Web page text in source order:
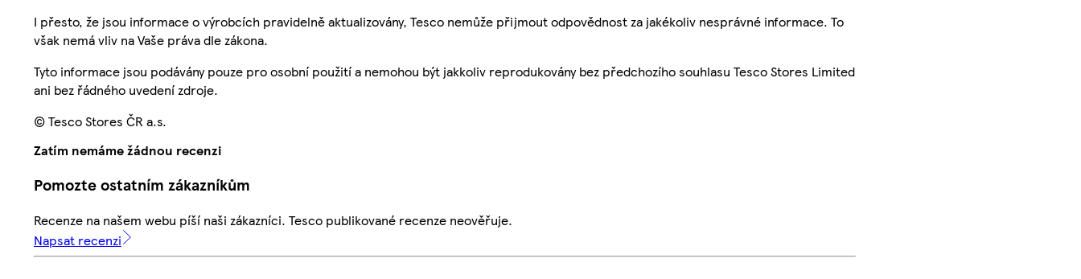
I přesto, že jsou informace o výrobcích pravidelně aktualizovány, Tesco nemůže přijmout odpovědnost za jakékoliv nesprávné informace. To
však nemá vliv na Vaše práva dle zákona.
Tyto informace jsou podávány pouze pro osobní použití a nemohou být jakkoliv reprodukovány bez předchozího souhlasu Tesco Stores Limited
ani bez řádného uvedení zdroje.
© Tesco Stores ČR a.s.
Zatím nemáme žádnou recenzi
Pomozte ostatním zákazníkům
Recenze na našem webu píší naši zákazníci. Tesco publikované recenze neověřuje.
Napsat recenzi